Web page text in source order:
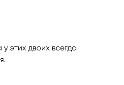
этих двоих всегда